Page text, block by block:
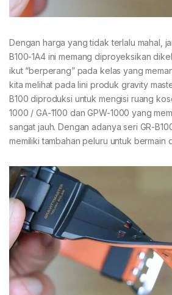
Dengan harga yang tidak terlalu mahal,
B100-1A4 ini memang diproyeksikan
ikut “berperang” pada kelas yang
kita melihat pada lini produk gravity
B100 diproduksi untuk mengisi ruang
1000 / GA-1100 dan GPW-1000 yang
sangat jauh. Dengan adanya seri GR-
memiliki tambahan peluru untuk bermain